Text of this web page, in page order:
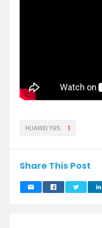
HUAWEI Y9S 1
Share This Post